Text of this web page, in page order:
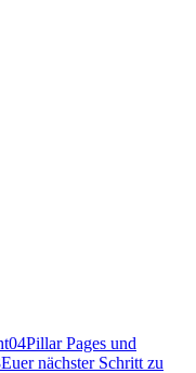
04Pillar Pages und
Euer nächster Schritt zu